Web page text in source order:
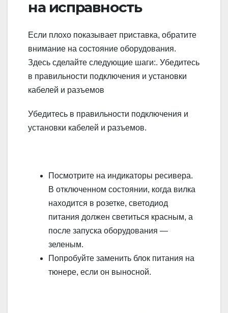
на исправность
Если плохо показывает приставка, обратите
внимание на состояние оборудования.
Здесь сделайте следующие шаги:. Убедитесь
в правильности подключения и установки
кабелей и разъемов
Убедитесь в правильности подключения и
установки кабелей и разъемов.
Посмотрите на индикаторы ресивера.
В отключенном состоянии, когда вилка
находится в розетке, светодиод
питания должен светиться красным, а
после запуска оборудования —
зеленым.
Попробуйте заменить блок питания на
тюнере, если он выносной.